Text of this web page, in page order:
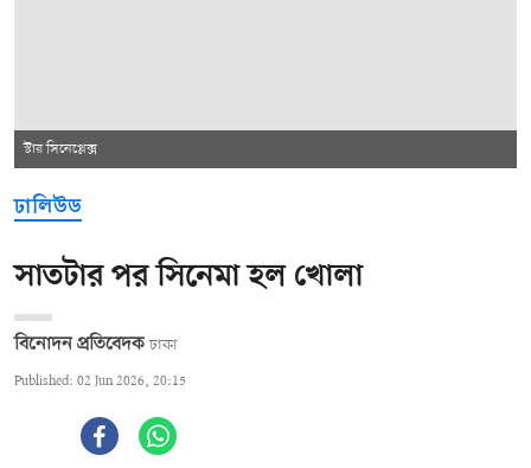
স্টার সিনেপ্লেক্স
ঢালিউড
সাতটার পর সিনেমা হল খোলা
বিনোদন প্রতিবেদক ঢাকা
Published: 02 Jun 2026, 20:15